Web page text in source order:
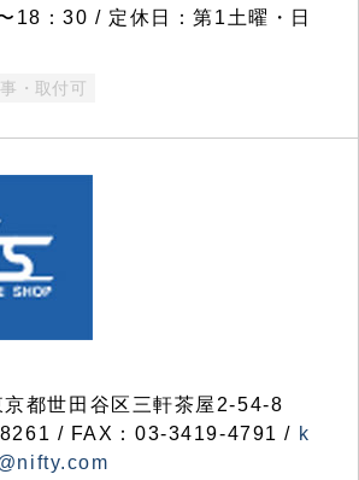
18：30 / 定休日：第1土曜・日
・取付可
都世田谷区三軒茶屋2-54-8
/ FAX：03-3419-4791 / k